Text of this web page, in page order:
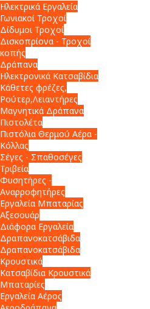
Ηλεκτρικά Εργαλεία
Γωνιακοί Τροχοί
Δίδυμοι Τροχοί
Δισκοπρίονα - Τροχοί
κοπής
Δράπανα
Ηλεκτρονικά Κατσαβίδια
Κάθετες φρέζες,
Ρούτερ,Λειαντήρες
Μαγνητικά Δράπανα
Πιστολέτα
Πιστόλια Θερμού Αέρα -
Κόλλας
Σέγες - Σπαθοσέγες
Τριβεία
Φυσητήρες -
Αναρροφητήρες
Εργαλεία Μπαταρίας
Αξεσουάρ
Διάφορα Εργαλεία
Δραπανοκατσάβιδα
Δραπανοκατσάβιδα
Κρουστικά
Κατσαβίδια Κρουστικά
Μπαταρίες
Εργαλεία Αέρος